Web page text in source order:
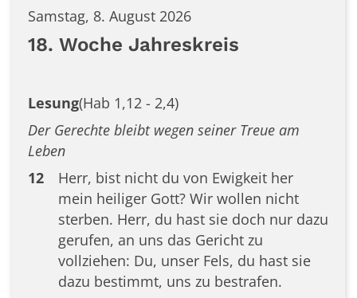
Samstag, 8. August 2026
18. Woche Jahreskreis
Lesung(Hab 1,12 - 2,4)
Der Gerechte bleibt wegen seiner Treue am
Leben
12
Herr, bist nicht du von Ewigkeit her
mein heiliger Gott? Wir wollen nicht
sterben. Herr, du hast sie doch nur dazu
gerufen, an uns das Gericht zu
vollziehen: Du, unser Fels, du hast sie
dazu bestimmt, uns zu bestrafen.